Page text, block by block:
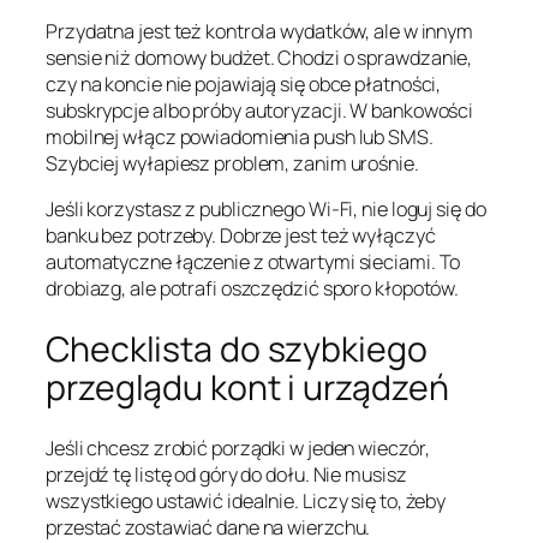
Przydatna jest też kontrola wydatków, ale w innym
sensie niż domowy budżet. Chodzi o sprawdzanie,
czy na koncie nie pojawiają się obce płatności,
subskrypcje albo próby autoryzacji. W bankowości
mobilnej włącz powiadomienia push lub SMS.
Szybciej wyłapiesz problem, zanim urośnie.
Jeśli korzystasz z publicznego Wi-Fi, nie loguj się do
banku bez potrzeby. Dobrze jest też wyłączyć
automatyczne łączenie z otwartymi sieciami. To
drobiazg, ale potrafi oszczędzić sporo kłopotów.
Checklistа do szybkiego
przeglądu kont i urządzeń
Jeśli chcesz zrobić porządki w jeden wieczór,
przejdź tę listę od góry do dołu. Nie musisz
wszystkiego ustawić idealnie. Liczy się to, żeby
przestać zostawiać dane na wierzchu.